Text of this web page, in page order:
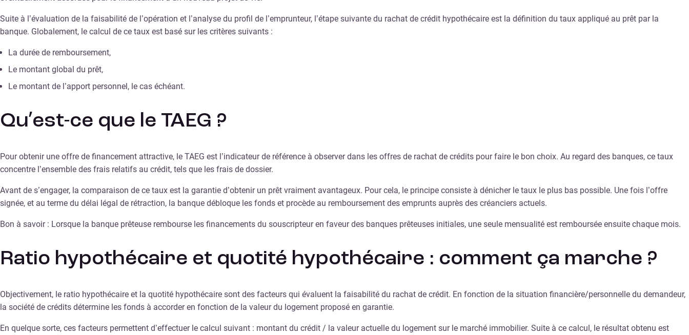
Suite à l’évaluation de la faisabilité de l’opération et l’analyse du profil de l’emprunteur, l’étape suivante du rachat de crédit hypothécaire est la définition du taux appliqué au prêt par la
banque. Globalement, le calcul de ce taux est basé sur les critères suivants :
La durée de remboursement,
Le montant global du prêt,
Le montant de l’apport personnel, le cas échéant.
Qu’est-ce que le TAEG ?
Pour obtenir une offre de financement attractive, le TAEG est l’indicateur de référence à observer dans les offres de rachat de crédits pour faire le bon choix. Au regard des banques, ce taux
concentre l’ensemble des frais relatifs au crédit, tels que les frais de dossier.
Avant de s’engager, la comparaison de ce taux est la garantie d’obtenir un prêt vraiment avantageux. Pour cela, le principe consiste à dénicher le taux le plus bas possible. Une fois l’offre
signée, et au terme du délai légal de rétraction, la banque débloque les fonds et procède au remboursement des emprunts auprès des créanciers actuels.
Bon à savoir : Lorsque la banque prêteuse rembourse les financements du souscripteur en faveur des banques prêteuses initiales, une seule mensualité est remboursée ensuite chaque mois.
Ratio hypothécaire et quotité hypothécaire : comment ça marche ?
Objectivement, le ratio hypothécaire et la quotité hypothécaire sont des facteurs qui évaluent la faisabilité du rachat de crédit. En fonction de la situation financière/personnelle du demandeur,
la société de crédits détermine les fonds à accorder en fonction de la valeur du logement proposé en garantie.
En quelque sorte, ces facteurs permettent d’effectuer le calcul suivant : montant du crédit / la valeur actuelle du logement sur le marché immobilier. Suite à ce calcul, le résultat obtenu est